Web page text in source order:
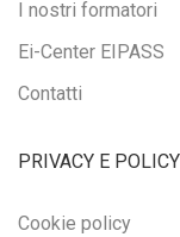
I nostri formatori
Ei-Center EIPASS
Contatti
PRIVACY E POLICY
Cookie policy